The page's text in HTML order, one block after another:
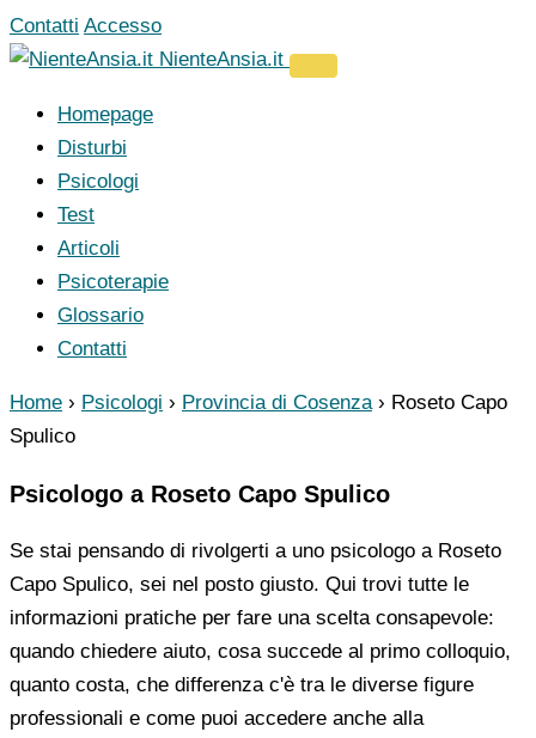
Vai
al
Contatti Accesso
NienteAnsia.it
Homepage
Disturbi
Psicologi
Test
Articoli
Psicoterapie
Glossario
Contatti
Home › Psicologi › Provincia di Cosenza › Roseto Capo
Spulico
Psicologo a Roseto Capo Spulico
Se stai pensando di rivolgerti a uno psicologo a Roseto
Capo Spulico, sei nel posto giusto. Qui trovi tutte le
informazioni pratiche per fare una scelta consapevole:
quando chiedere aiuto, cosa succede al primo colloquio,
quanto costa, che differenza c'è tra le diverse figure
professionali e come puoi accedere anche alla